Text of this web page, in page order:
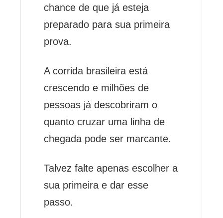
chance de que já esteja
preparado para sua primeira
prova.
A corrida brasileira está
crescendo e milhões de
pessoas já descobriram o
quanto cruzar uma linha de
chegada pode ser marcante.
Talvez falte apenas escolher a
sua primeira e dar esse
passo.